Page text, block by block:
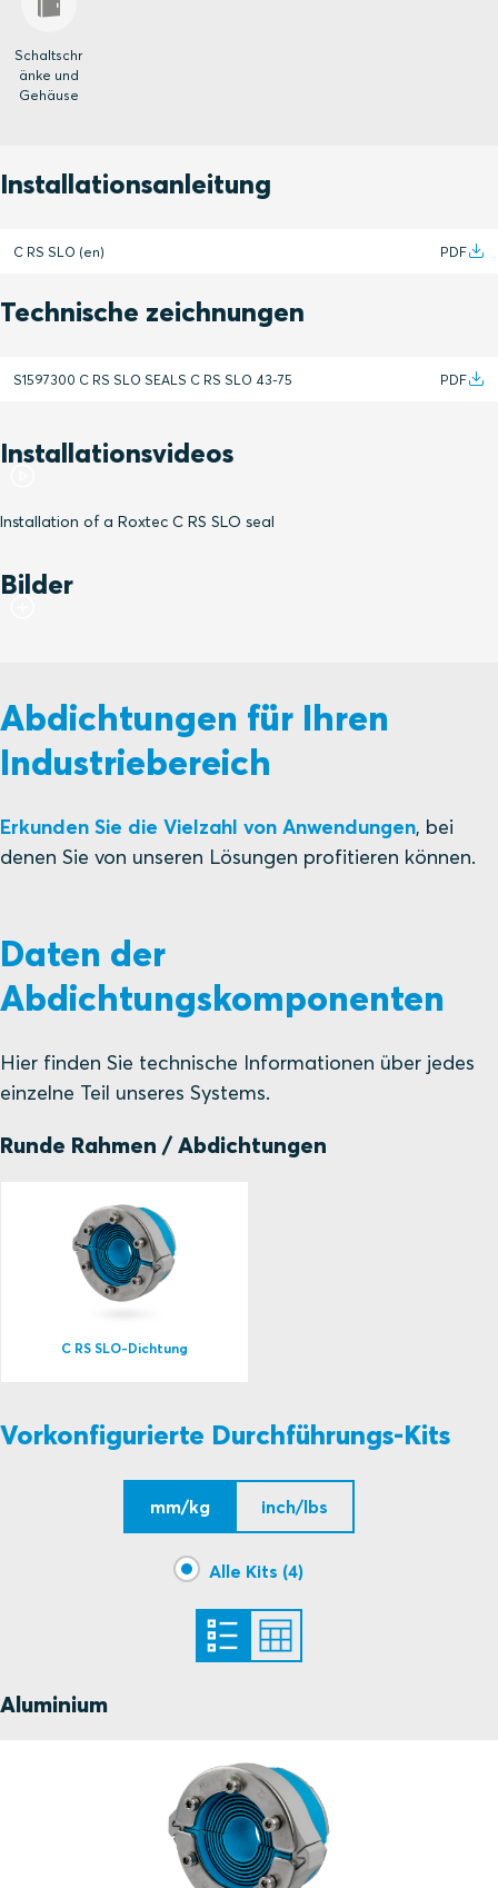
Schaltschr
änke und
Gehäuse
Installationsanleitung
C RS SLO (en) PDF
Technische zeichnungen
S1597300 C RS SLO SEALS C RS SLO 43-75 PDF
Installationsvideos
Installation of a Roxtec C RS SLO seal
Bilder
Abdichtungen für Ihren
Industriebereich
Erkunden Sie die Vielzahl von Anwendungen, bei
denen Sie von unseren Lösungen profitieren können.
Daten der
Abdichtungskomponenten
Hier finden Sie technische Informationen über jedes
einzelne Teil unseres Systems.
Runde Rahmen / Abdichtungen
C RS SLO-Dichtung
Vorkonfigurierte Durchführungs-Kits
mm/kg inch/lbs
Alle Kits (4)
Aluminium